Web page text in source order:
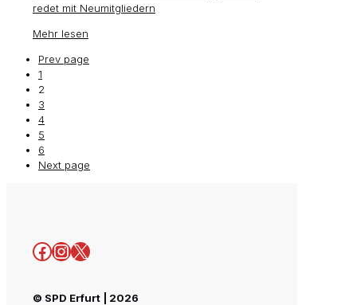
redet mit Neumitgliedern
Mehr lesen
Prev page
1
2
3
4
5
6
Next page
Facebook
Instagram
X
© SPD Erfurt | 2026